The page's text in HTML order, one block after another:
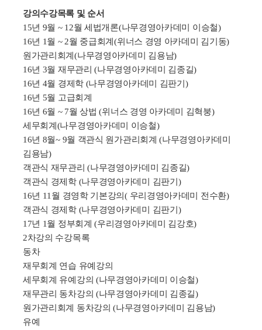
강의수강목록 및 순서
15년 9월 ~ 12월 세법개론(나무경영아카데미 이승철)
16년 1월 ~ 2월 중급회계(위너스 경영 아카데미 김기동)
원가관리회계(나무경영아카데미 김용남)
16년 3월 재무관리 (나무경영아카데미 김종길)
16년 4월 경제학(나무경영아카데미 김판기 )
16년 5월 고급회계
16년 6월 ~ 7월 상법 (위너스 경영 아카데미 김혁붕)
세무회계 (나무경영아카데미 이승철)
16년 8월~ 9월 객관식 원가관리회계 (나무경영아카데미
김용남)
객관식 재무관리 (나무경영아카데미 김종길)
객관식 경제학(나무경영아카데미 김판기 )
16년 11 월 경영학 기본강의( 우리경영아카데미 전수환)
객관식 경제학(나무경영아카데미 김판기 )
17년 1월 정부회계 (우리경영아카데미 김강호)
2차강의 수강목록
동차
재무회계 연습 유예강의
세무회계 유예강의 (나무경영아카데미 이승철)
재무관리 동차강의 (나무경영아카데미 김종길)
원가관리회계 동차강의 (나무경영아카데미 김용남)
유예